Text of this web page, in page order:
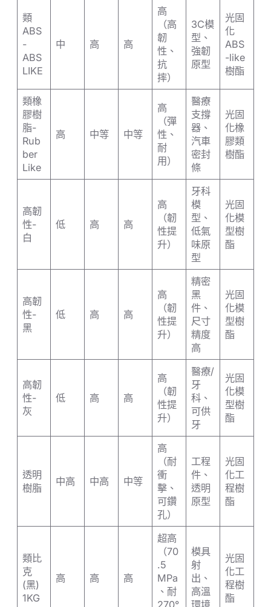
類
ABS
-
ABS
LIKE
中 高 高
高
（高
韌
性、
抗
摔）
3C模
型、
強韌
原型
光固
化
ABS
-like
樹酯
類橡
膠樹
脂-
Rub
ber
Like
高 中等 中等
高
（彈
性、
耐
用）
醫療
支撐
器、
汽車
密封
條
光固
化橡
膠類
樹酯
高韌
性-
白
低 高 高
高
（韌
性提
升）
牙科
模
型、
低氣
味原
型
光固
化模
型樹
酯
高韌
性-
黑
低 高 高
高
（韌
性提
升）
精密
黑
件、
尺寸
精度
高
光固
化模
型樹
酯
高韌
性-
灰
低 高 高
高
（韌
性提
升）
醫療/
牙
科、
可供
牙
光固
化模
型樹
酯
透明
樹脂
中高 中高 中等
高
（耐
衝
擊、
可鑽
孔）
工程
件、
透明
原型
光固
化工
程樹
酯
類比
克
(黑)
1KG
高 高 高
超高
（70
.5
MPa
、耐
模具
射
出、
高溫
光固
化工
程樹
酯